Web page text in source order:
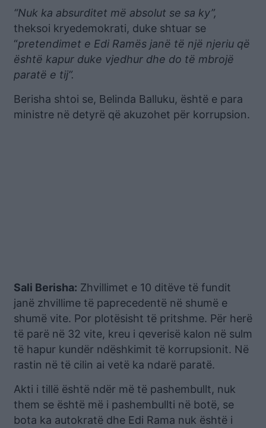
“Nuk ka absurditet më absolut se sa ky”,
theksoi kryedemokrati, duke shtuar se
“pretendimet e Edi Ramës janë të një njeriu që
është kapur duke vjedhur dhe do të mbrojë
paratë e tij”.
Berisha shtoi se, Belinda Balluku, është e para
ministre në detyrë që akuzohet për korrupsion.
Sali Berisha: Zhvillimet e 10 ditëve të fundit
janë zhvillime të paprecedentë në shumë e
shumë vite. Por plotësisht të pritshme. Për herë
të parë në 32 vite, kreu i qeverisë kalon në sulm
të hapur kundër ndëshkimit të korrupsionit. Në
rastin në të cilin ai vetë ka ndarë paratë.
Akti i tillë është ndër më të pashembullt, nuk
them se është më i pashembullti në botë, se
bota ka autokratë dhe Edi Rama nuk është i